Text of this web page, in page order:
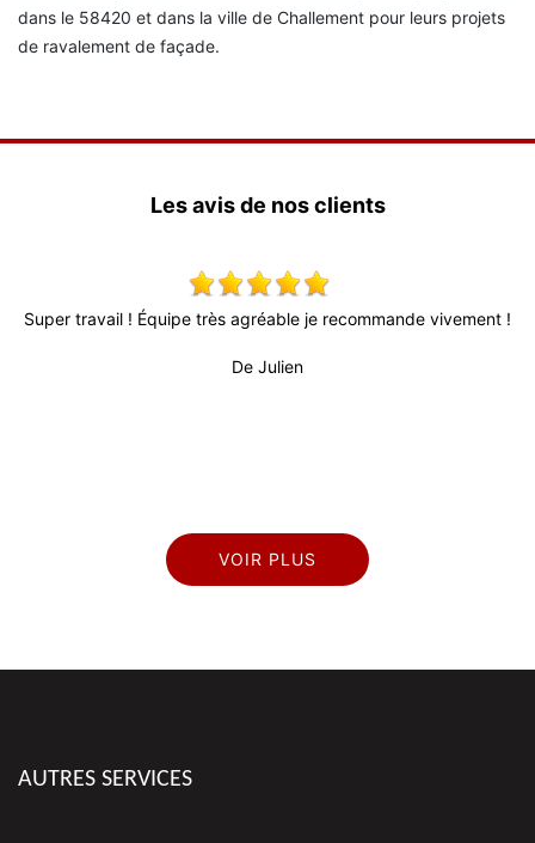
dans le 58420 et dans la ville de Challement pour leurs projets
de ravalement de façade.
Les avis de nos clients
! Équipe très agréable je recommande vivement !
Tres bon
VOIR PLUS
AUTRES SERVICES